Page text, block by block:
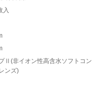
入
Ⅱ(非イオン性高含水ソフトコン
ンズ)